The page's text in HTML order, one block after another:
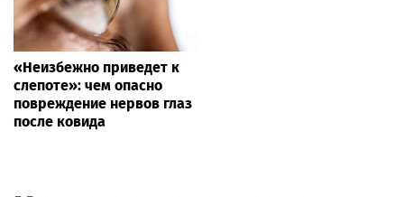
«Неизбежно приведет к
слепоте»: чем опасно
повреждение нервов глаз
после ковида